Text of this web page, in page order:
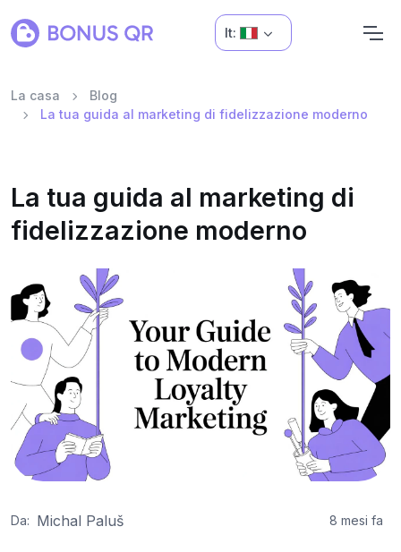
It:
La casa
Blog
La tua guida al marketing di fidelizzazione moderno
La tua guida al marketing di
fidelizzazione moderno
Da: Michal Paluš 8 mesi fa